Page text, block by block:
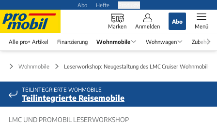
Abo Hefte
Marken Anmelden
Abo
Menü
Alle pro+ Artikel Finanzierung Wohnmobile Wohnwagen Zubehör
Wohnmobile Leserworkshop: Neugestaltung des LMC Cruiser Wohnmobils
TEILINTEGRIERTE WOHMOBILE
Teilintegrierte Reisemobile
LMC UND PROMOBIL LESERWORKSHOP